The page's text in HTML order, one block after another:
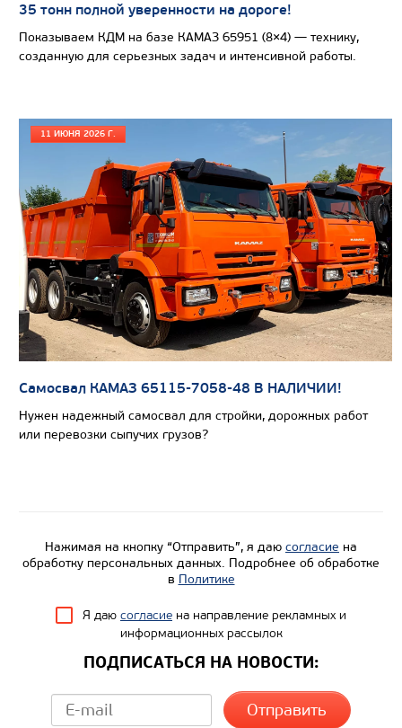
Цена по запросу
Производитель
Экологический класс
Вместимость кузова, м3
Направление разгрузки
35 тонн полной уверенности на дороге!
Показываем КДМ на базе КАМАЗ 65951 (8×4) — технику,
созданную для серьезных задач и интенсивной работы.
11 ИЮНЯ 2026 Г.
Самосвал КАМАЗ 65115-7058-48 В НАЛИЧИИ!
Нужен надежный самосвал для стройки, дорожных работ
или перевозки сыпучих грузов?
Нажимая на кнопку “Отправить”, я даю согласие на
обработку персональных данных. Подробнее об обработке
в Политике
Я даю согласие на направление рекламных и
информационных рассылок
ПОДПИСАТЬСЯ НА НОВОСТИ: